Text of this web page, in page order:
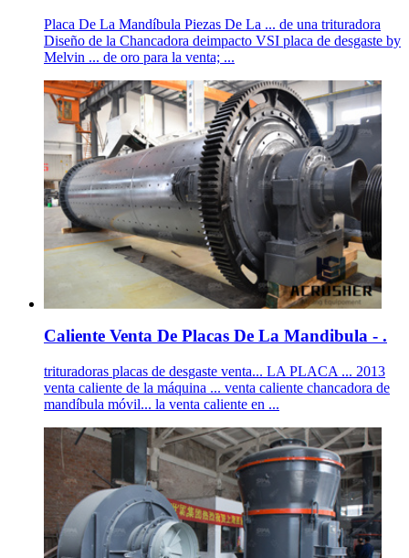
Placa De La Mandíbula Piezas De La ... de una trituradora
Diseño de la Chancadora deimpacto VSI placa de desgaste by
Melvin ... de oro para la venta; ...
Caliente Venta De Placas De La Mandibula - .
trituradoras placas de desgaste venta... LA PLACA ... 2013
venta caliente de la máquina ... venta caliente chancadora de
mandíbula móvil... la venta caliente en ...